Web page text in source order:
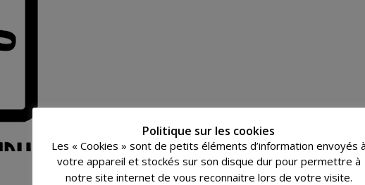
Politique sur les cookies
Les « Cookies » sont de petits éléments d’information envoyés à
votre appareil et stockés sur son disque dur pour permettre à
notre site internet de vous reconnaitre lors de votre visite.